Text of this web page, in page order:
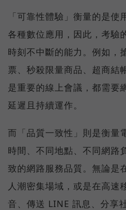
「可靠性體驗」衡量的是使
各種數位應用，因此，考驗
時刻不中斷的能力。例如，
票、秒殺限量商品、超商結
是重要的線上會議，都需要
延遲且持續運作。
而「品質一致性」則是衡量
時間、不同地點、不同網路
致的網路服務品質。無論是
人潮密集場域，或是在高速
音、傳送 LINE 訊息、分享